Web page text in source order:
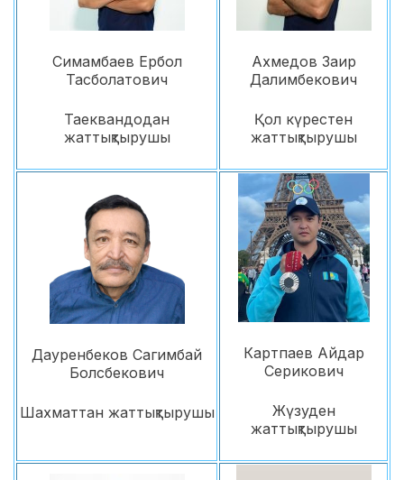
Симамбаев Ербол
Тасболатович
Таеквандодан
жаттықтырушы
Ахмедов Заир
Далимбекович
Қол күрестен
жаттықтырушы
Дауренбеков Сагимбай
Болсбекович
Шахматтан жаттықтырушы
Картпаев Айдар
Серикович
Жүзуден
жаттықтырушы